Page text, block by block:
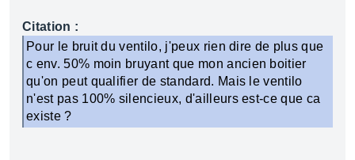
Citation :
Pour le bruit du ventilo, j'peux rien dire de plus que
c env. 50% moin bruyant que mon ancien boitier
qu'on peut qualifier de standard. Mais le ventilo
n'est pas 100% silencieux, d'ailleurs est-ce que ca
existe ?